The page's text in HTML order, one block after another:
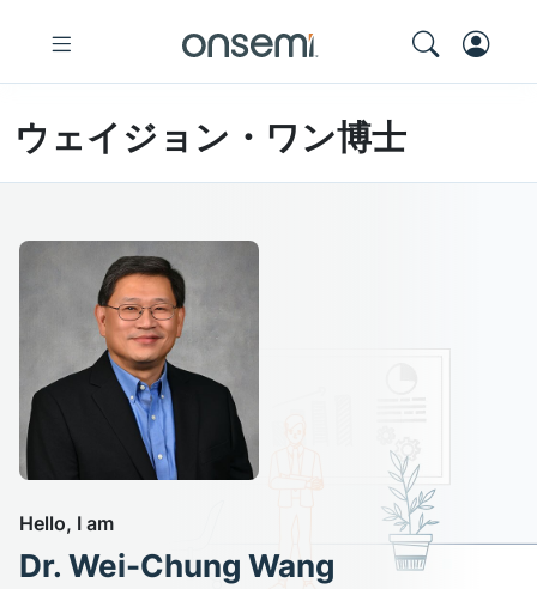
ウェイジョン・ワン博士
Hello, I am
Dr. Wei-Chung Wang